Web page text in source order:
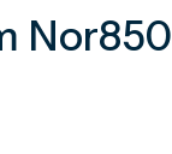
Nor850